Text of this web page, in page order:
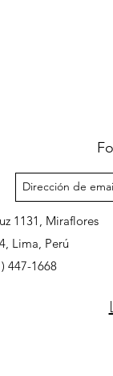
1131, Miraflores
Lima, Perú
447-1668